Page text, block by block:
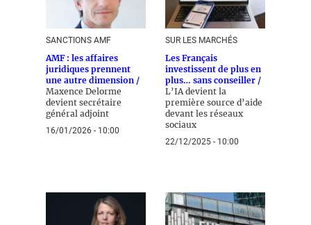
SANCTIONS AMF
AMF : les affaires
juridiques prennent
une autre dimension /
Maxence Delorme
devient secrétaire
général adjoint
16/01/2026 - 10:00
SUR LES MARCHÉS
Les Français
investissent de plus en
plus… sans conseiller /
L’IA devient la
première source d’aide
devant les réseaux
sociaux
22/12/2025 - 10:00